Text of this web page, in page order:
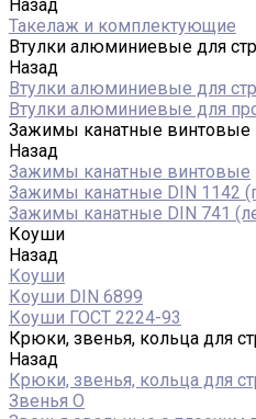
Назад
Такелаж и комплектующие
Втулки алюминиевые для
Назад
Втулки алюминиевые для
Втулки алюминиевые для
Зажимы канатные винтовые
Назад
Зажимы канатные винтовые
Зажимы канатные DIN 1142
Зажимы канатные DIN 741
Коуши
Назад
Коуши
Коуши DIN 6899
Коуши ГОСТ 2224-93
Крюки, звенья, кольца для
Назад
Крюки, звенья, кольца для
Звенья О